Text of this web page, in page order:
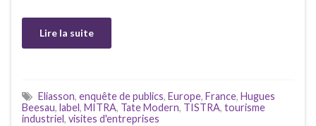
Lire la suite
Eliasson, enquête de publics, Europe, France, Hugues
Beesau, label, MITRA, Tate Modern, TISTRA, tourisme
industriel, visites d'entreprises